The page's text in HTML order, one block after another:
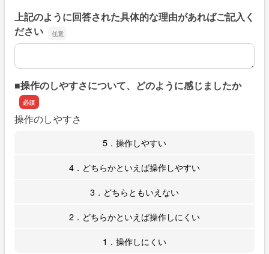
上記のように回答された具体的な理由があればご記入く
ださい
上記のように回答された具体的な理由があればご記入くだ
■操作のしやすさについて、どのように感じましたか
操作のしやすさ
5．操作しやすい
4．どちらかといえば操作しやすい
3．どちらともいえない
2．どちらかといえば操作しにくい
1．操作しにくい